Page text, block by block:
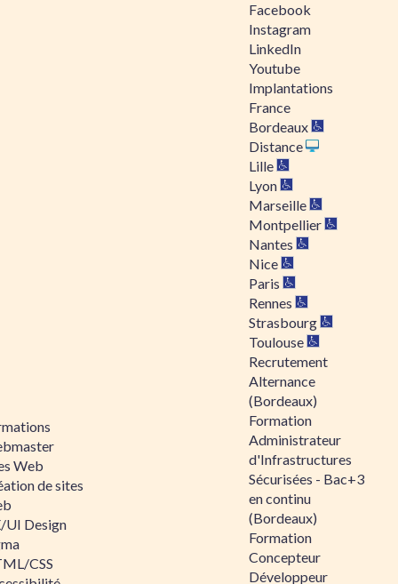
Web
de sites
UI Design
CSS
Facebook
Instagram
LinkedIn
Youtube
Implantations
France
Bordeaux
Distance
Lille
Lyon
Marseille
Montpellier
Nantes
Nice
Paris
Rennes
Strasbourg
Toulouse
Recrutement
Alternance
(Bordeaux)
Formation
Administrateur
d'Infrastructures
Sécurisées - Bac+3
en continu
(Bordeaux)
Formation
Concepteur
Développeur